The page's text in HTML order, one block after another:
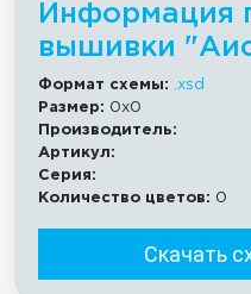
Информация
вышивки
Формат схемы:
.xsd
Размер: 0x0
Производитель:
Артикул:
Серия:
Количество цветов: 0
Скачать